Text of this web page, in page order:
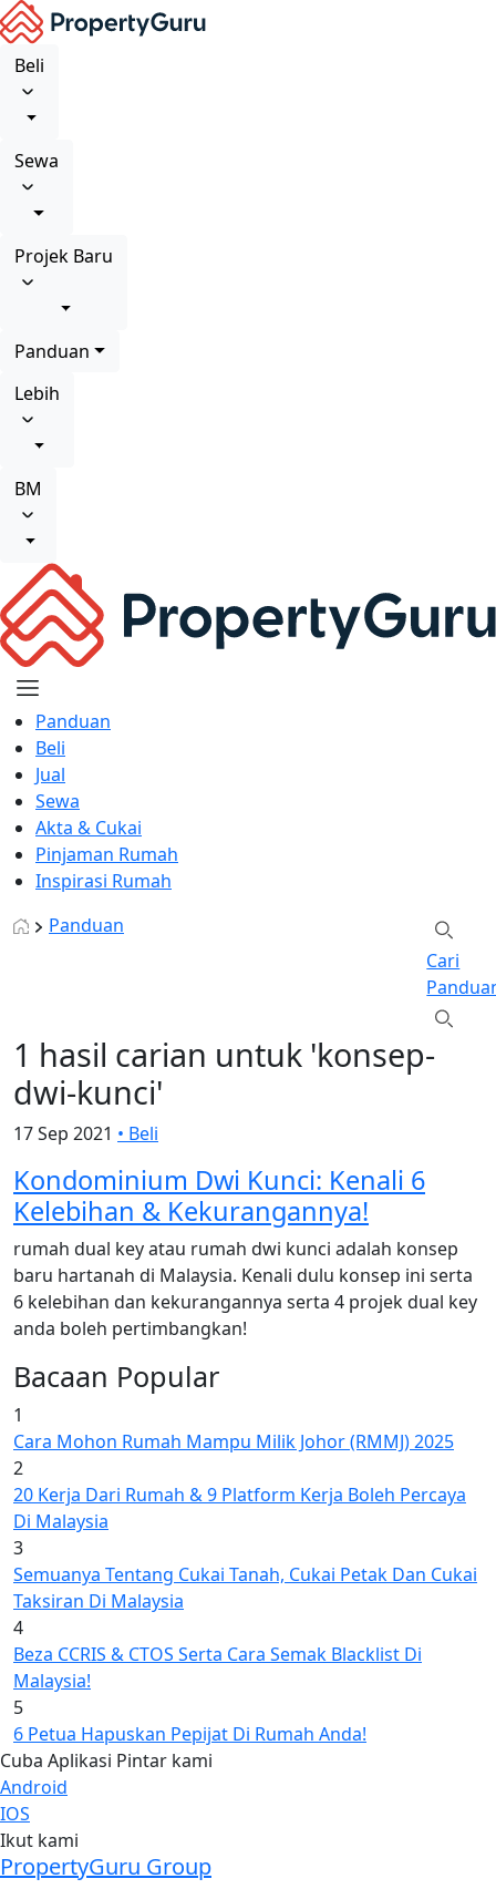
Beli
Sewa
Projek Baru
Panduan
Lebih
BM
Panduan
Beli
Jual
Sewa
Akta & Cukai
Pinjaman Rumah
Inspirasi Rumah
Panduan
Cari
1 hasil carian untuk 'konsep-
dwi-kunci'
17 Sep 2021 • Beli
Kondominium Dwi Kunci: Kenali 6
Kelebihan & Kekurangannya!
rumah dual key atau rumah dwi kunci adalah konsep
baru hartanah di Malaysia. Kenali dulu konsep ini serta
6 kelebihan dan kekurangannya serta 4 projek dual key
anda boleh pertimbangkan!
Bacaan Popular
1
Cara Mohon Rumah Mampu Milik Johor (RMMJ) 2025
2
20 Kerja Dari Rumah & 9 Platform Kerja Boleh Percaya
Di Malaysia
3
Semuanya Tentang Cukai Tanah, Cukai Petak Dan Cukai
Taksiran Di Malaysia
4
Beza CCRIS & CTOS Serta Cara Semak Blacklist Di
Malaysia!
5
6 Petua Hapuskan Pepijat Di Rumah Anda!
Cuba Aplikasi Pintar kami
Android
IOS
Ikut kami
PropertyGuru Group